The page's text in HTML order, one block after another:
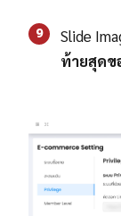
9
Slide
ท้ายสุดข